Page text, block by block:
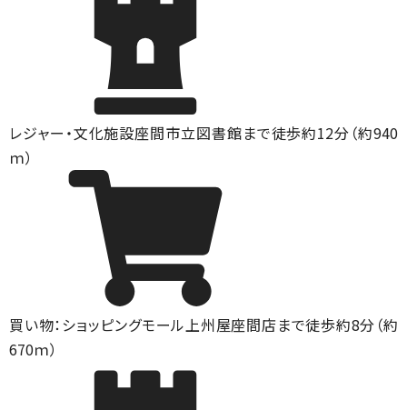
レジャー・文化施設座間市立図書館まで徒歩約12分（約940
ｍ）
買い物：ショッピングモール上州屋座間店まで徒歩約8分（約
670ｍ）